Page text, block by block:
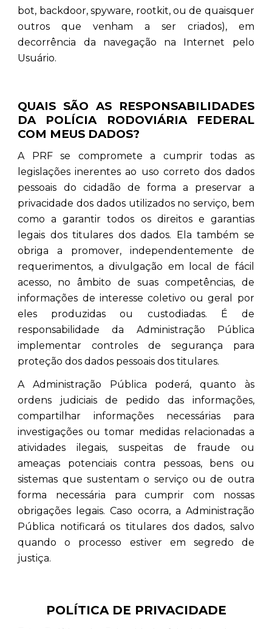
bot, backdoor, spyware, rootkit, ou de quaisquer
outros que venham a ser criados), em
decorrência da navegação na Internet pelo
Usuário.
QUAIS SÃO AS RESPONSABILIDADES
DA POLÍCIA RODOVIÁRIA FEDERAL
COM MEUS DADOS?
A PRF se compromete a cumprir todas as
legislações inerentes ao uso correto dos dados
pessoais do cidadão de forma a preservar a
privacidade dos dados utilizados no serviço, bem
como a garantir todos os direitos e garantias
legais dos titulares dos dados. Ela também se
obriga a promover, independentemente de
requerimentos, a divulgação em local de fácil
acesso, no âmbito de suas competências, de
informações de interesse coletivo ou geral por
eles produzidas ou custodiadas. É de
responsabilidade da Administração Pública
implementar controles de segurança para
proteção dos dados pessoais dos titulares.
A Administração Pública poderá, quanto às
ordens judiciais de pedido das informações,
compartilhar informações necessárias para
investigações ou tomar medidas relacionadas a
atividades ilegais, suspeitas de fraude ou
ameaças potenciais contra pessoas, bens ou
sistemas que sustentam o serviço ou de outra
forma necessária para cumprir com nossas
obrigações legais. Caso ocorra, a Administração
Pública notificará os titulares dos dados, salvo
quando o processo estiver em segredo de
justiça.
POLÍTICA DE PRIVACIDADE